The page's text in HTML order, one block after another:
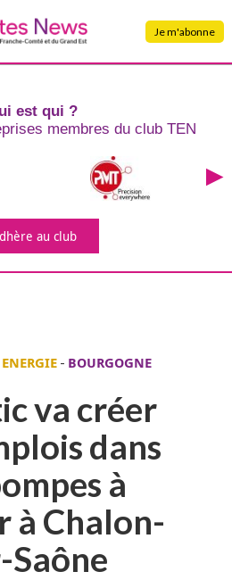
Je m'abonne
est qui ?
membres du club TEN
au club
ENERGIE - BOURGOGNE
va créer
dans
à
à Chalon-
Saône